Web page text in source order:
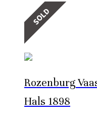
SOLD
Rozenburg
Hals 1898